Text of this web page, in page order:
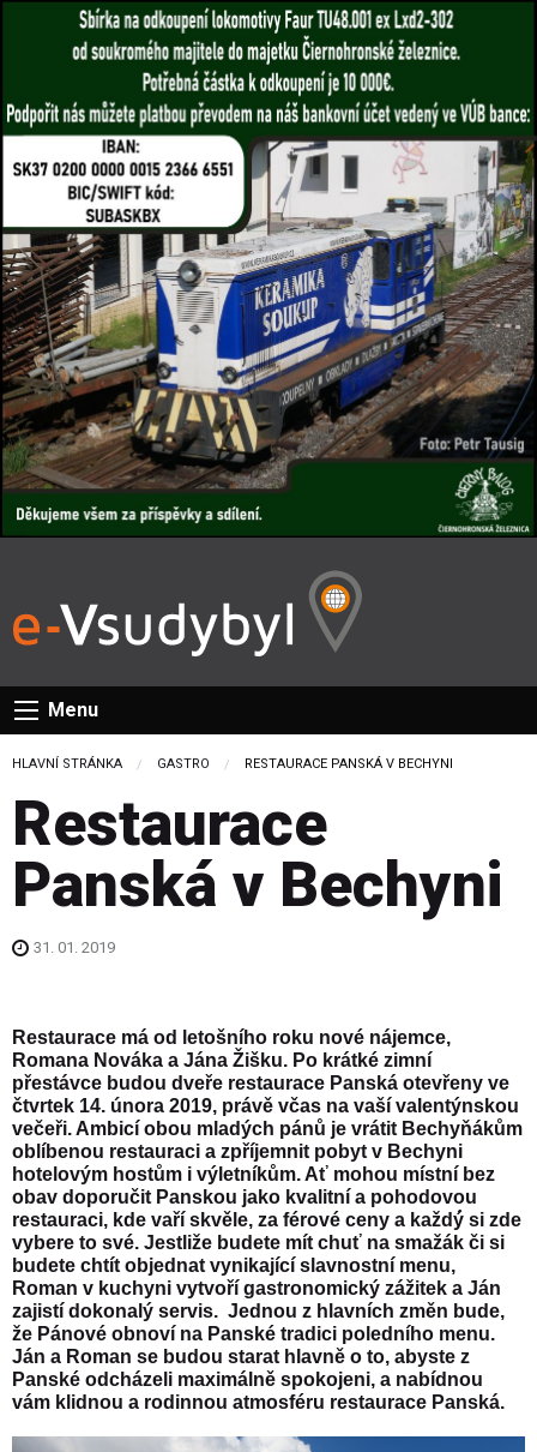
Menu
HLAVNÍ STRÁNKA GASTRO CURRENT:
RESTAURACE PANSKÁ V BECHYNI
Restaurace
Panská v Bechyni
31. 01. 2019
Restaurace má od letošního roku nové nájemce,
Romana Nováka a Jána Žišku. Po krátké zimní
přestávce budou dveře restaurace Panská otevřeny ve
čtvrtek 14. února 2019, právě včas na vaší valentýnskou
večeři. Ambicí obou mladých pánů je vrátit Bechyňákům
oblíbenou restauraci a zpříjemnit pobyt v Bechyni
hotelovým hostům i výletníkům. Ať mohou místní bez
obav doporučit Panskou jako kvalitní a pohodovou
restauraci, kde vaří skvěle, za férové ceny a každý́ si zde
vybere to své. Jestliže budete mít chuť na smažák či si
budete chtít objednat vynikající slavnostní menu,
Roman v kuchyni vytvoří gastronomický zážitek a Ján
zajistí dokonalý servis. Jednou z hlavních změn bude,
že Pánové obnoví na Panské tradici poledního menu.
Ján a Roman se budou starat hlavně o to, abyste z
Panské odcházeli maximálně spokojeni, a nabídnou
vám klidnou a rodinnou atmosféru restaurace Panská.